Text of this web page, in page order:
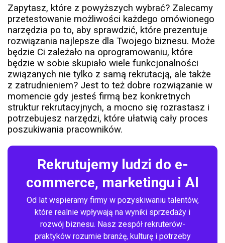
Zapytasz, które z powyższych wybrać? Zalecamy
przetestowanie możliwości każdego omówionego
narzędzia po to, aby sprawdzić, które prezentuje
rozwiązania najlepsze dla Twojego biznesu. Może
będzie Ci zależało na oprogramowaniu, które
będzie w sobie skupiało wiele funkcjonalności
związanych nie tylko z samą rekrutacją, ale także
z zatrudnieniem? Jest to też dobre rozwiązanie w
momencie gdy jesteś firmą bez konkretnych
struktur rekrutacyjnych, a mocno się rozrastasz i
potrzebujesz narzędzi, które ułatwią cały proces
poszukiwania pracowników.
Rekrutujemy ludzi do e-
commerce, marketingu i AI
Od lat wspieramy firmy w pozyskiwaniu talentów,
które realnie wpływają na wyniki sprzedaży i
rozwój biznesu. Nasz zespół rekruterów-
praktyków rozumie branżę, kulturę i potrzeby